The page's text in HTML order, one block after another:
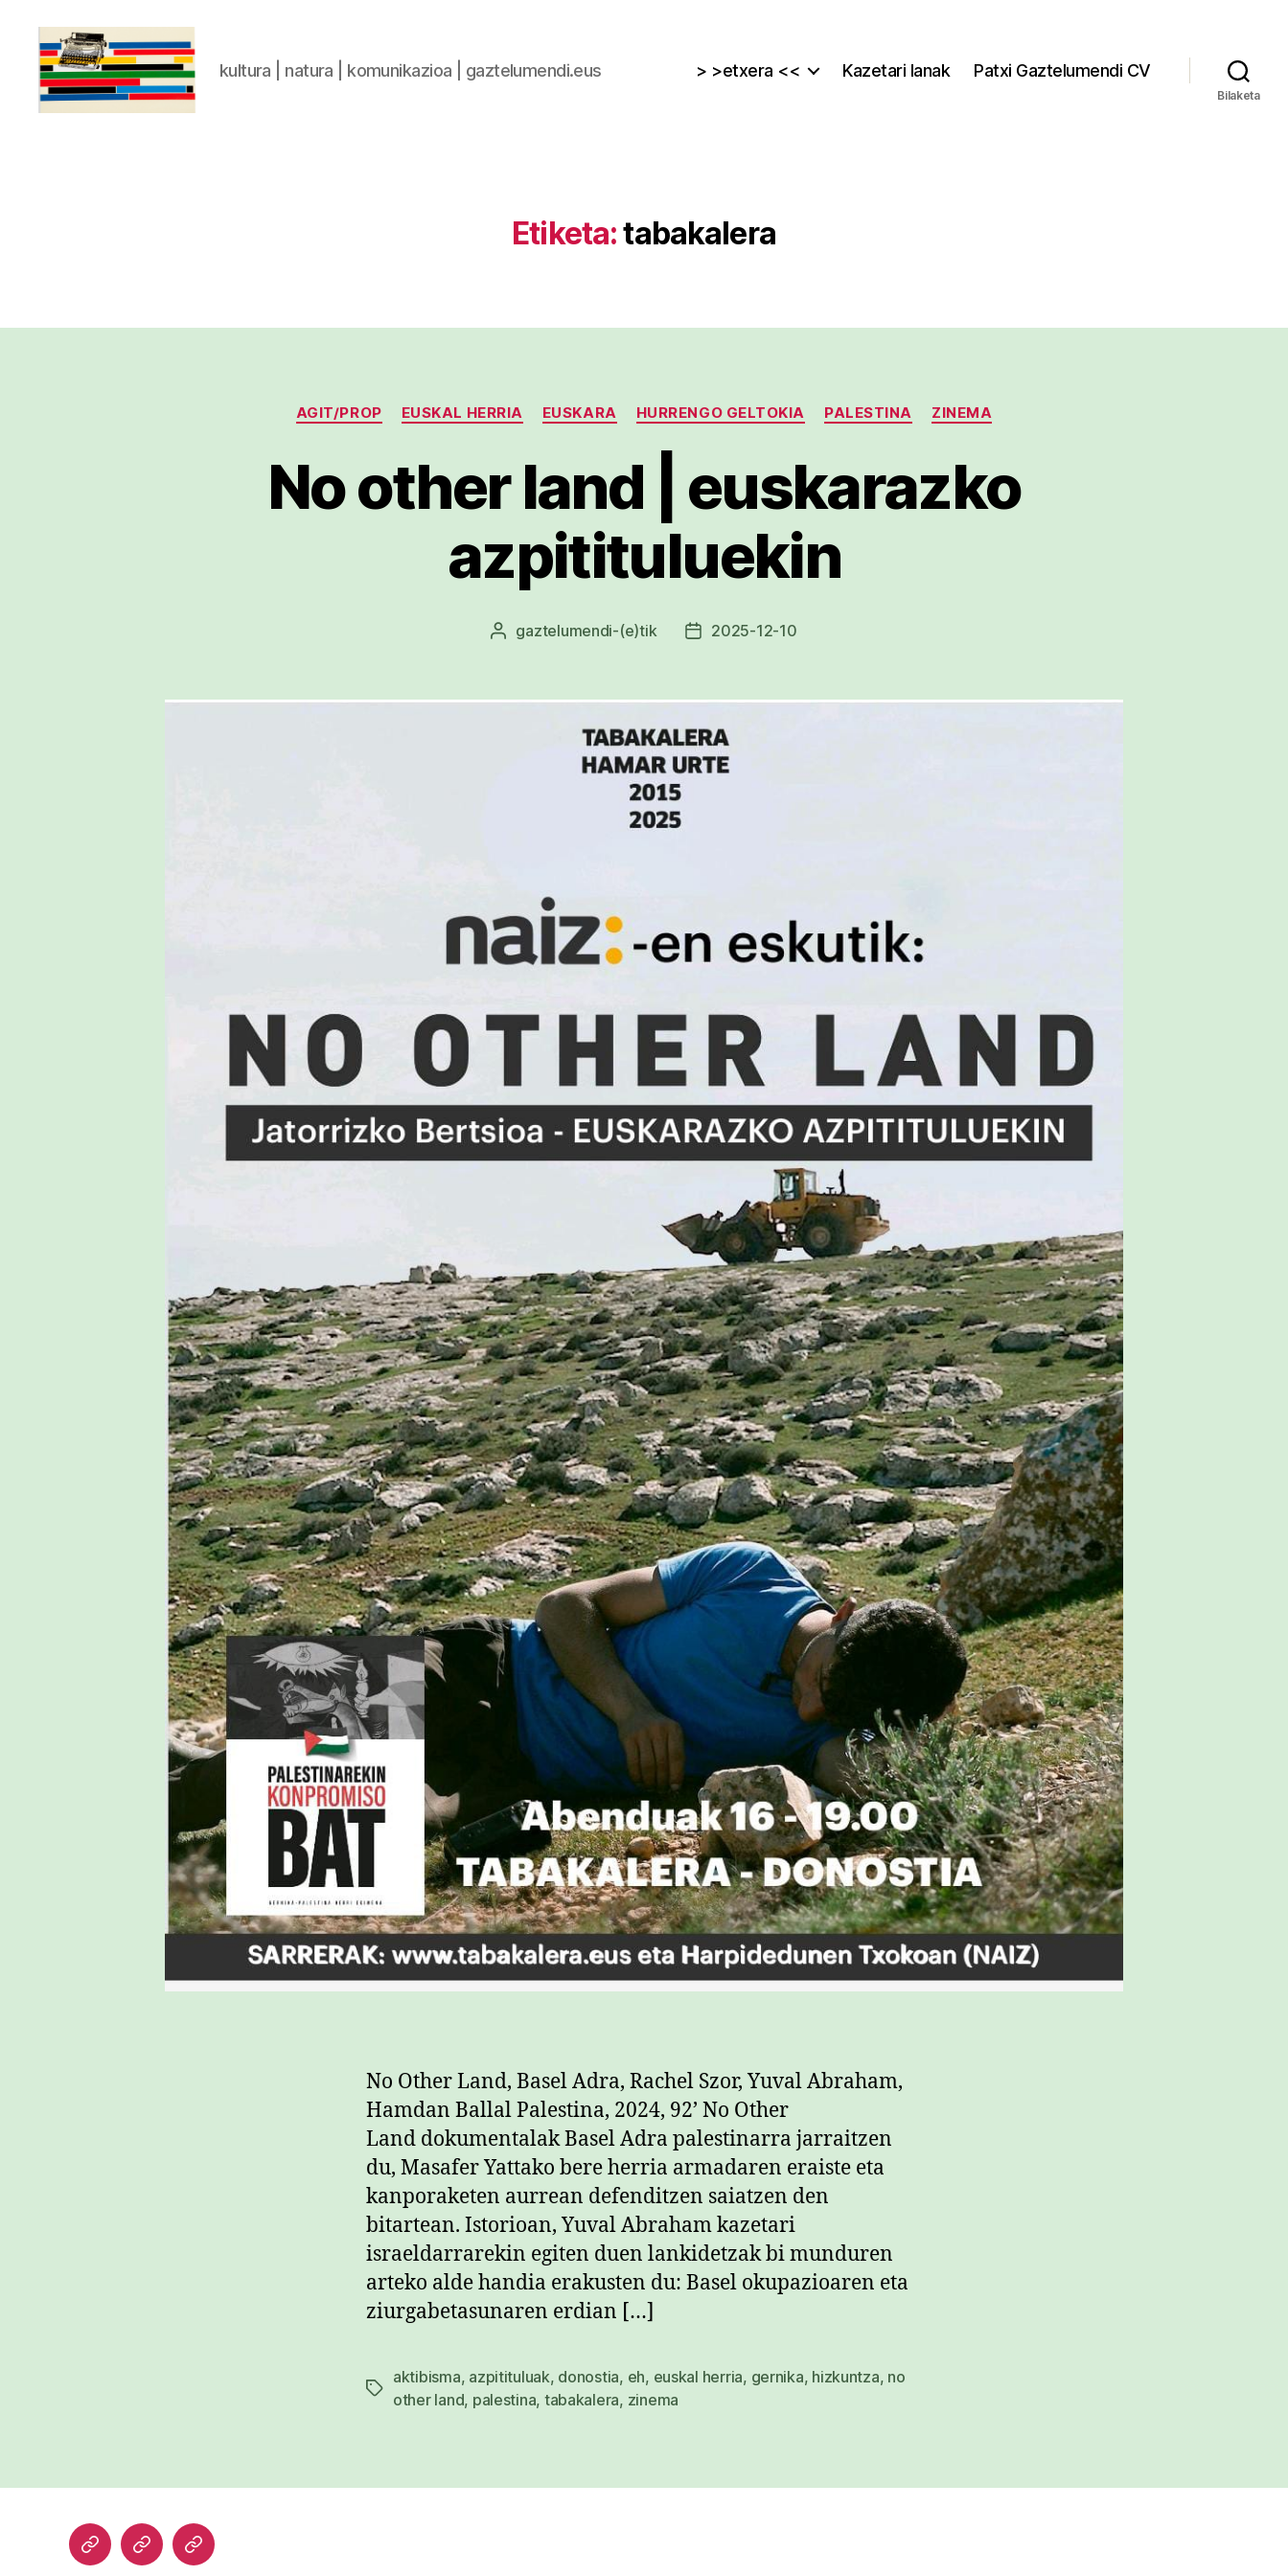
kultura | natura | komunikazioa | gaztelumendi.eus > >etxera << Kazetari lanak Patxi Gaztelumendi CV
Bilaketa
Etiketa:tabakalera
Kategoriak
AGIT/PROP EUSKAL HERRIA EUSKARA HURRENGO GELTOKIA PALESTINA ZINEMA
No other land | euskarazko
azpitituluekin
Argitalpenaren
gaztelumendi-(e)tik
Argitalpenaren
2025-12-10
No Other Land, Basel Adra, Rachel Szor, Yuval Abraham,
Hamdan Ballal Palestina, 2024, 92’ No Other
Land dokumentalak Basel Adra palestinarra jarraitzen
du, Masafer Yattako bere herria armadaren eraiste eta
kanporaketen aurrean defenditzen saiatzen den
bitartean. Istorioan, Yuval Abraham kazetari
israeldarrarekin egiten duen lankidetzak bi munduren
arteko alde handia erakusten du: Basel okupazioaren eta
ziurgabetasunaren erdian […]
Etiketak
aktibisma, azpitituluak, donostia, eh, euskal herria, gernika, hizkuntza, no
other land, palestina, tabakalera, zinema
HasieraKazetariPatxi